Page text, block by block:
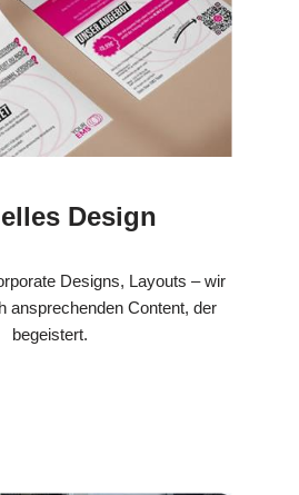
Design
Designs, Layouts – wir
ansprechenden Content, der
begeistert.